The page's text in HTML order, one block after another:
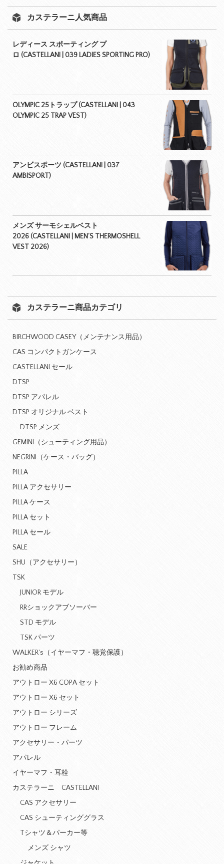
カステラーニ人気商品
レディース スポーティング プ
ロ (CASTELLANI | 039 LADIES SPORTING PRO)
OLYMPIC 25トラップ (CASTELLANI | 043
OLYMPIC 25 TRAP VEST)
アンビスポーツ (CASTELLANI | 037
AMBISPORT)
メンズ サーモシェルベスト
2026 (CASTELLANI | MEN’S THERMOSHELL
VEST 2026)
カステラーニ商品カテゴリ
BIRCHWOOD CASEY（メンテナンス用品）
CAS コンパクトガンケース
CASTELLANI セール
DTSP
DTSP アパレル
DTSP オリジナル ベスト
DTSP メンズ
GEMINI（シューティング用品）
NEGRINI（ケース・バッグ）
PILLA
PILLA アクセサリー
PILLA ケース
PILLA セット
PILLA セール
SALE
SHU（アクセサリー）
TSK
JUNIOR モデル
RRショックアブソーバー
STD モデル
TSK パーツ
WALKER's（イヤーマフ・聴覚保護）
お勧め商品
アウトロー X6 COPA セット
アウトロー X6 セット
アウトロー シリーズ
アウトロー フレーム
アクセサリー・パーツ
アパレル
イヤーマフ・耳栓
カステラーニ CASTELLANI
CAS アクセサリー
CAS シューティンググラス
Tシャツ＆パーカー等
メンズ シャツ